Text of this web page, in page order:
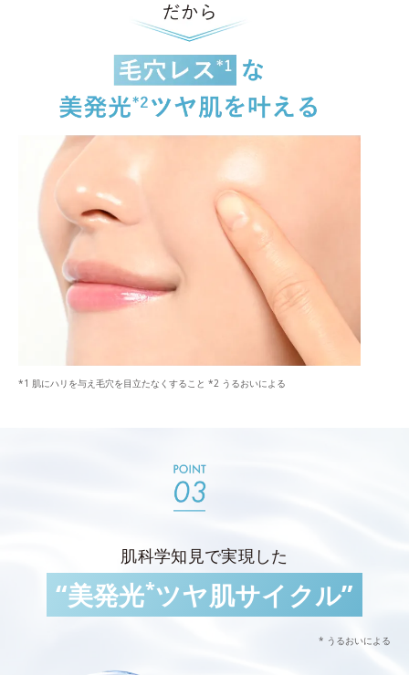
*1 肌にハリを与え毛穴を目立たなくすること *2 うるおいによる
肌科学知見で実現した
“美発光*ツヤ肌サイクル”
* うるおいによる